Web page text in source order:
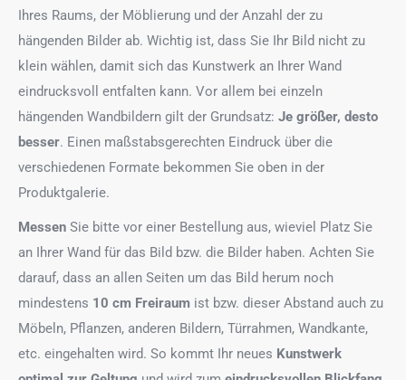
Ihres Raums, der Möblierung und der Anzahl der zu
hängenden Bilder ab. Wichtig ist, dass Sie Ihr Bild nicht zu
klein wählen, damit sich das Kunstwerk an Ihrer Wand
eindrucksvoll entfalten kann. Vor allem bei einzeln
hängenden Wandbildern gilt der Grundsatz: Je größer, desto
besser. Einen maßstabsgerechten Eindruck über die
verschiedenen Formate bekommen Sie oben in der
Produktgalerie.
Messen Sie bitte vor einer Bestellung aus, wieviel Platz Sie
an Ihrer Wand für das Bild bzw. die Bilder haben. Achten Sie
darauf, dass an allen Seiten um das Bild herum noch
mindestens 10 cm Freiraum ist bzw. dieser Abstand auch zu
Möbeln, Pflanzen, anderen Bildern, Türrahmen, Wandkante,
etc. eingehalten wird. So kommt Ihr neues Kunstwerk